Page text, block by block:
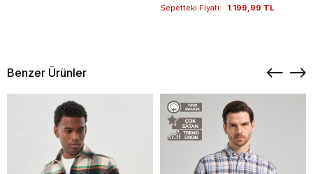
Sepetteki Fiyatı: 1.199,99 TL
Benzer Ürünler